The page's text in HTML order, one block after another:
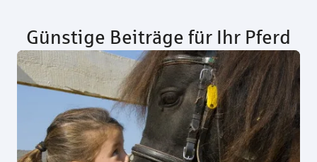
Günstige Beiträge für Ihr Pferd